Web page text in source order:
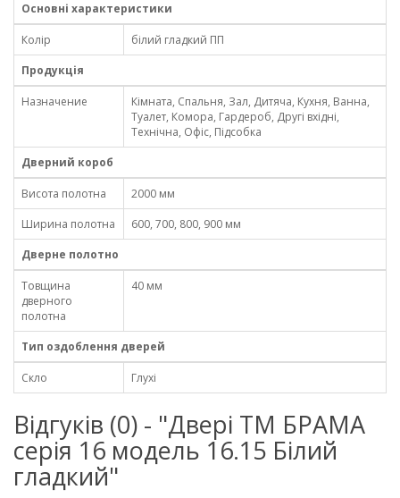
Основні характеристики
Колір
білий гладкий ПП
Продукція
Назначение
Кімната, Спальня, Зал, Дитяча, Кухня, Ванна,
Туалет, Комора, Гардероб, Другі вхідні,
Технічна, Офіс, Підсобка
Дверний короб
Висота полотна
2000 мм
Ширина полотна
600, 700, 800, 900 мм
Дверне полотно
Товщина
дверного
полотна
40 мм
Тип оздоблення дверей
Скло Глухі
Відгуків (0) - "Двері ТМ БРАМА
серія 16 модель 16.15 Білий
гладкий"